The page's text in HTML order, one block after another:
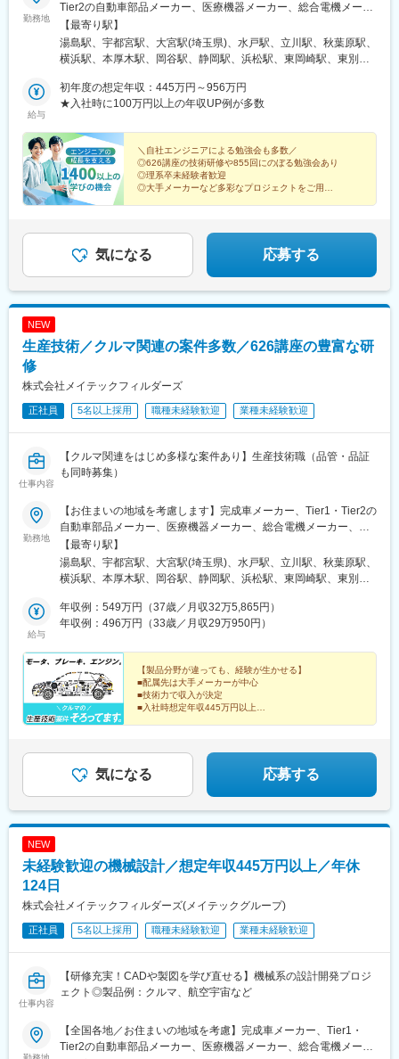
勤務地
Tier2の自動車部品メーカー、医療機器メーカー、総合電機メーカ
ー、半導体製造装置メーカーなど当社取引先の拠点（東北・関
東・中部・東海・関西・九州を中心に全国各地）※派遣先企業にて
就業（事業所・拠点については下記「勤務地一覧」を参照くださ
署及び各拠点等、当社の定める場所。詳細は就業条件明示書に記
載。■経験者採用のうち希望勤務地エリアの営業所に配属された割
場合は会社にて寮・社宅を用意いたします【受動喫煙対策】当社
拠点：各事業所で対策あり派遣先 ：各社規定に則る
【最寄り駅】
湯島駅、宇都宮駅、大宮駅(埼玉県)、水戸駅、立川駅、秋葉原駅、
横浜駅、本厚木駅、岡谷駅、静岡駅、浜松駅、東岡崎駅、東別院
駅(阪神)、広島駅、祇園駅(福岡県)、花畑町駅、上野広小路駅、岩
本町駅、神奈川駅、近鉄四日市駅、京都駅、末広町駅(東京都)、反
給与
初年度の想定年収：445万円～956万円
★入社時に100万円以上の年収UP例が多数
＼自社エンジニアによる勉強会も多数／
◎626講座の技術研修や855回にのぼる勉強会あり
◎理系卒未経験者歓迎
◎大手メーカーなど多彩なプロジェクトをご用意
気になる 応募する
NEW
生産技術／クルマ関連の案件多数／626講座の豊富な研
修
株式会社メイテックフィルダーズ
正社員 5名以上採用 職種未経験歓迎 業種未経験歓迎
仕事内容
【クルマ関連をはじめ多様な案件あり】生産技術職（品管・品証
も同時募集）
勤務地
【お住まいの地域を考慮します】完成車メーカー、Tier1・Tier2の
自動車部品メーカー、医療機器メーカー、総合電機メーカー、半
導体製造装置メーカーなど当社取引先の拠点（東北・関東・中
部・東海・関西・九州を中心に全国各地）※派遣先企業にて就業
（事業所・拠点については下記「勤務地一覧」を参照ください）※
び各拠点等、当社の定める場所。詳細は就業条件明示書に記載。■
経験者採用のうち希望勤務地エリアの営業所に配属された割合
合は会社にて寮・社宅を用意いたします【受動喫煙対策】当社拠
点：各事業所で対策あり派遣先 ：各社規定に則る
【最寄り駅】
湯島駅、宇都宮駅、大宮駅(埼玉県)、水戸駅、立川駅、秋葉原駅、
横浜駅、本厚木駅、岡谷駅、静岡駅、浜松駅、東岡崎駅、東別院
駅(阪神)、広島駅、祇園駅(福岡県)、花畑町駅、上野広小路駅、岩
本町駅、神奈川駅、近鉄四日市駅、京都駅、末広町駅(東京都)、反
給与
年収例：549万円（37歳／月収32万5,865円）
年収例：496万円（33歳／月収29万950円）
【製品分野が違っても、経験が生かせる】
■配属先は大手メーカーが中心
■技術力で収入が決定
■入社時想定年収445万円以上
気になる 応募する
NEW
未経験歓迎の機械設計／想定年収445万円以上／年休
124日
株式会社メイテックフィルダーズ(メイテックグループ)
正社員 5名以上採用 職種未経験歓迎 業種未経験歓迎
仕事内容
【研修充実！CADや製図を学び直せる】機械系の設計開発プロジ
ェクト◎製品例：クルマ、航空宇宙など
【全国各地／お住まいの地域を考慮】完成車メーカー、Tier1・
Tier2の自動車部品メーカー、医療機器メーカー、総合電機メーカ